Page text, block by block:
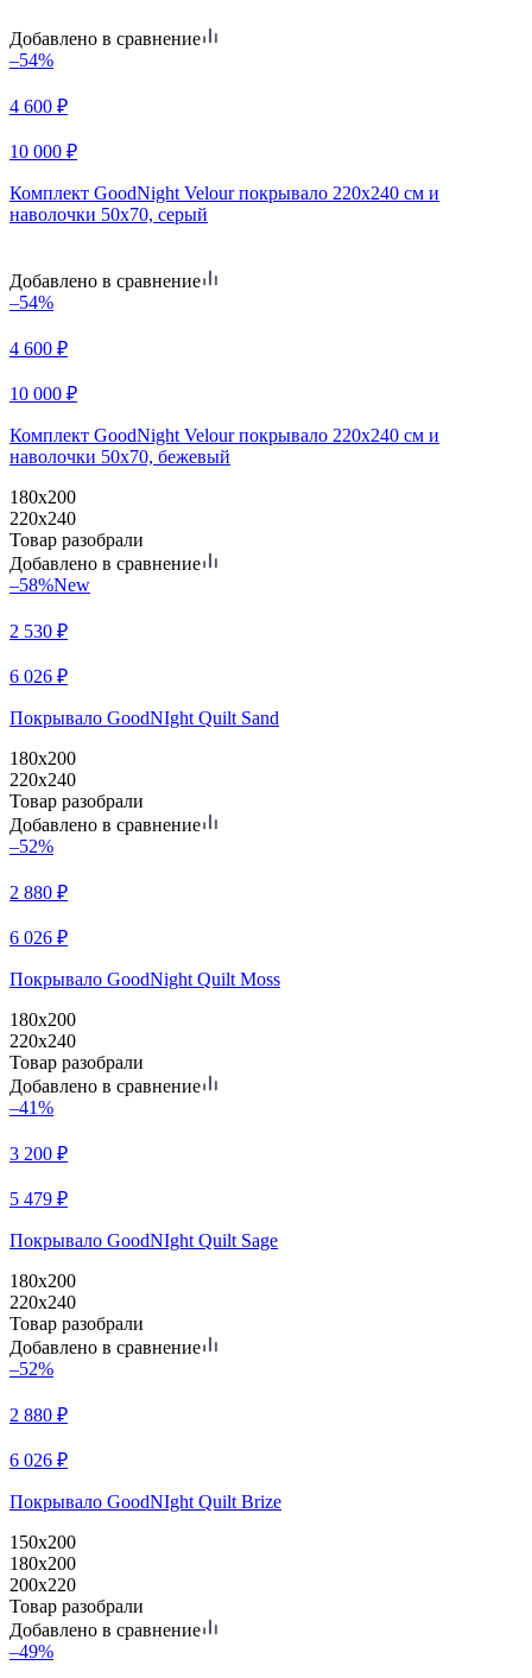
Добавлено в сравнение
–54%
4 600 ₽
10 000 ₽
Комплект GoodNight Velour покрывало 220х240 см и
наволочки 50х70, серый
Добавлено в сравнение
–54%
4 600 ₽
10 000 ₽
Комплект GoodNight Velour покрывало 220х240 см и
наволочки 50х70, бежевый
180х200
220х240
Товар разобрали
Добавлено в сравнение
–58%New
2 530 ₽
6 026 ₽
Покрывало GoodNIght Quilt Sand
180х200
220х240
Товар разобрали
Добавлено в сравнение
–52%
2 880 ₽
6 026 ₽
Покрывало GoodNight Quilt Moss
180х200
220х240
Товар разобрали
Добавлено в сравнение
–41%
3 200 ₽
5 479 ₽
Покрывало GoodNIght Quilt Sage
180х200
220х240
Товар разобрали
Добавлено в сравнение
–52%
2 880 ₽
6 026 ₽
Покрывало GoodNIght Quilt Brize
150х200
180х200
200х220
Товар разобрали
Добавлено в сравнение
–49%